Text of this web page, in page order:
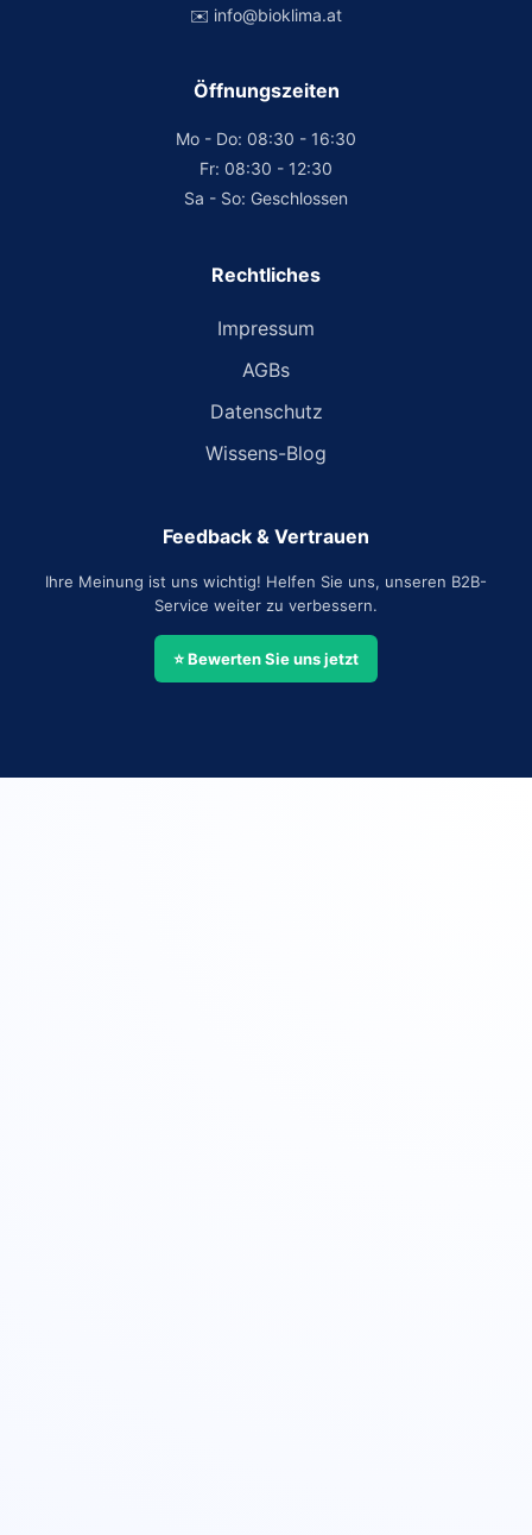
✉️ info@bioklima.at
Öffnungszeiten
Mo - Do: 08:30 - 16:30
Fr: 08:30 - 12:30
Sa - So: Geschlossen
Rechtliches
Impressum
AGBs
Datenschutz
Wissens-Blog
Feedback & Vertrauen
Ihre Meinung ist uns wichtig! Helfen Sie uns, unseren B2B-
Service weiter zu verbessern.
⭐ Bewerten Sie uns jetzt